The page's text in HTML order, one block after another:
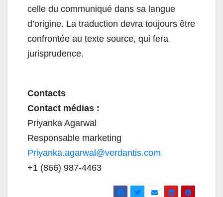
celle du communiqué dans sa langue
d’origine. La traduction devra toujours être
confrontée au texte source, qui fera
jurisprudence.
Contacts
Contact médias :
Priyanka Agarwal
Responsable marketing
Priyanka.agarwal@verdantis.com
+1 (866) 987-4463